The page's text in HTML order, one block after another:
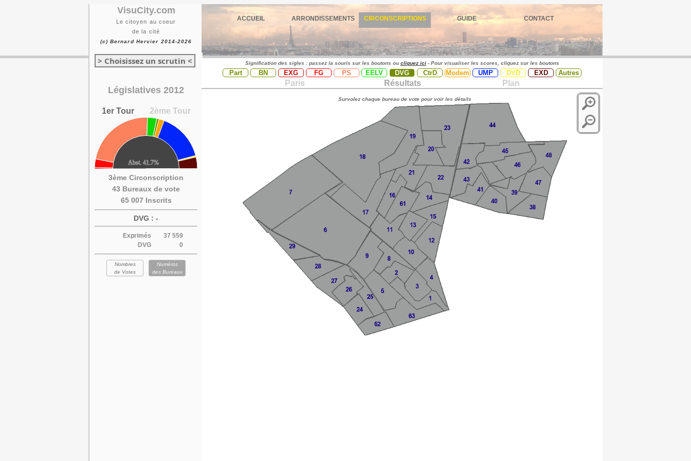
VisuCity.com
Le citoyen au coeur
de la cité
(c) Bernard Hervier 2014-2026
ACCUEIL ARRONDISSEMENTS CIRCONSCRIPTIONS GUIDE CONTACT
> Choisissez un scrutin <
Législatives 2012
1er Tour 2ème Tour
3ème Circonscription
43 Bureaux de vote
65 007 Inscrits
DVG : -
Exprimés
37 559
DVG
0
Nombres
de Votes
Numéros
des Bureaux
Signification des sigles : passez la souris sur les boutons ou cliquez ici- Pour visualiser les scores, cliquez sur les boutons
Part BN EXG FG PS EELV DVG CtrD Modem UMP DVD EXD Autres
Paris Résultats Plan
Survolez chaque bureau de vote pour voir les détails